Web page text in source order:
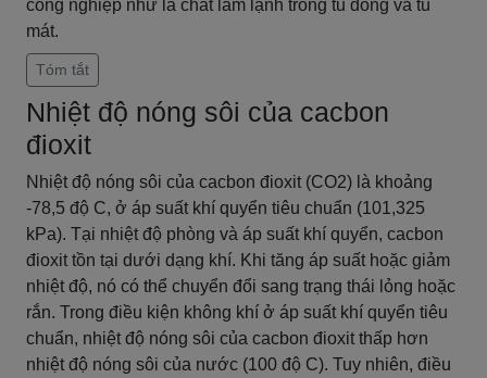
công nghiệp như là chất làm lạnh trong tủ đông và tủ
mát.
Tóm tắt
Nhiệt độ nóng sôi của cacbon
đioxit
Nhiệt độ nóng sôi của cacbon đioxit (CO2) là khoảng
-78,5 độ C, ở áp suất khí quyển tiêu chuẩn (101,325
kPa). Tại nhiệt độ phòng và áp suất khí quyển, cacbon
đioxit tồn tại dưới dạng khí. Khi tăng áp suất hoặc giảm
nhiệt độ, nó có thể chuyển đổi sang trạng thái lỏng hoặc
rắn. Trong điều kiện không khí ở áp suất khí quyển tiêu
chuẩn, nhiệt độ nóng sôi của cacbon đioxit thấp hơn
nhiệt độ nóng sôi của nước (100 độ C). Tuy nhiên, điều